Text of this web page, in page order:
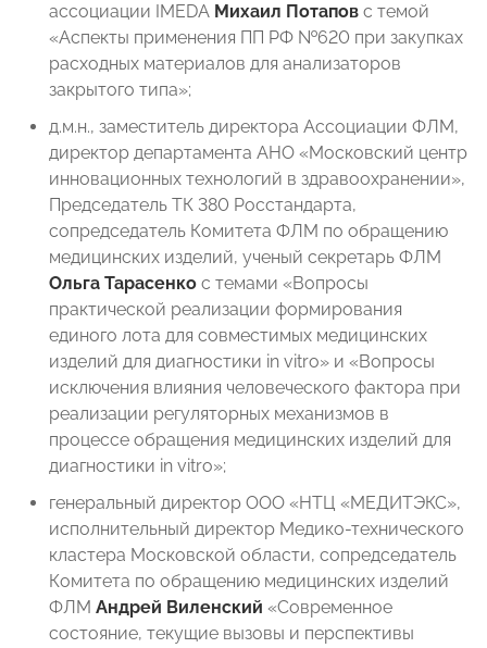
ассоциации IMEDA Михаил Потапов с темой
«Аспекты применения ПП РФ №620 при закупках
расходных материалов для анализаторов
закрытого типа»;
д.м.н., заместитель директора Ассоциации ФЛМ,
директор департамента АНО «Московский центр
инновационных технологий в здравоохранении»,
Председатель ТК 380 Росстандарта,
сопредседатель Комитета ФЛМ по обращению
медицинских изделий, ученый секретарь ФЛМ
Ольга Тарасенко с темами «Вопросы
практической реализации формирования
единого лота для совместимых медицинских
изделий для диагностики in vitro» и «Вопросы
исключения влияния человеческого фактора при
реализации регуляторных механизмов в
процессе обращения медицинских изделий для
диагностики in vitro»;
генеральный директор ООО «НТЦ «МЕДИТЭКС»,
исполнительный директор Медико-технического
кластера Московской области, сопредседатель
Комитета по обращению медицинских изделий
ФЛМ Андрей Виленский «Современное
состояние, текущие вызовы и перспективы